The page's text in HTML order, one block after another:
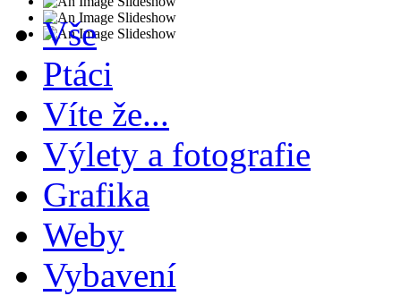
Vše
Ptáci
Víte že...
Výlety a fotografie
Grafika
Weby
Vybavení